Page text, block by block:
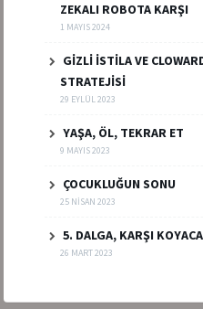
ZEKALI ROBOTA KARŞI
1 MAYIS 2024
GİZLİ İSTİLA VE
STRATEJİSİ
29 EYLÜL 2023
YAŞA, ÖL, TEKRAR ET
9 MAYIS 2023
ÇOCUKLUĞUN SONU
25 NISAN 2023
5. DALGA, KARŞI
26 MART 2023